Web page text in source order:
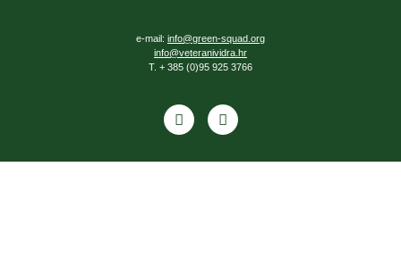
e-mail: info@green-squad.org
info@veteranividra.hr
T. + 385 (0)95 925 3766